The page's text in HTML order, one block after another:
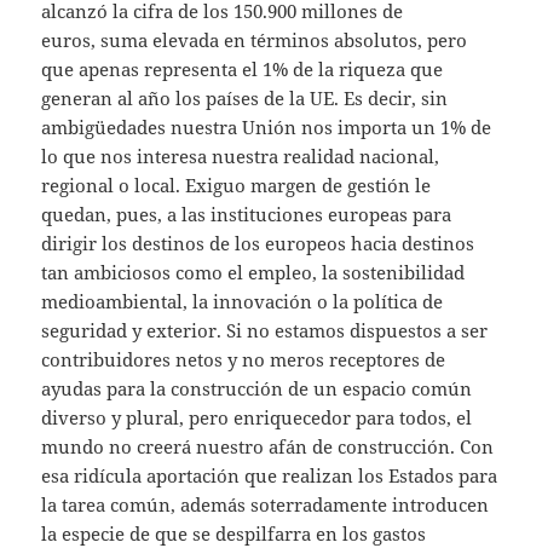
alcanzó la cifra de los 150.900 millones de
euros, suma elevada en términos absolutos, pero
que apenas representa el 1% de la riqueza que
generan al año los países de la UE. Es decir, sin
ambigüedades nuestra Unión nos importa un 1% de
lo que nos interesa nuestra realidad nacional,
regional o local. Exiguo margen de gestión le
quedan, pues, a las instituciones europeas para
dirigir los destinos de los europeos hacia destinos
tan ambiciosos como el empleo, la sostenibilidad
medioambiental, la innovación o la política de
seguridad y exterior. Si no estamos dispuestos a ser
contribuidores netos y no meros receptores de
ayudas para la construcción de un espacio común
diverso y plural, pero enriquecedor para todos, el
mundo no creerá nuestro afán de construcción. Con
esa ridícula aportación que realizan los Estados para
la tarea común, además soterradamente introducen
la especie de que se despilfarra en los gastos